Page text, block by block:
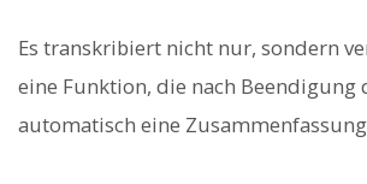
Es transkribiert nicht nur, sondern
eine Funktion, die nach Beendigung
automatisch eine